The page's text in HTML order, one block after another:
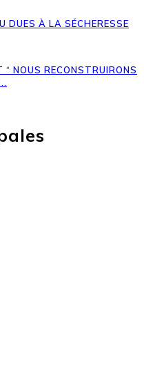
DUES À LA SÉCHERESSE
NOUS RECONSTRUIRONS